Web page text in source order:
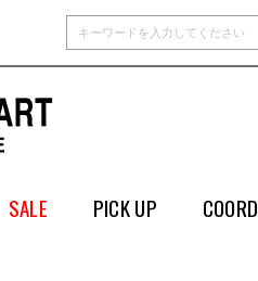
SALE PICK UP